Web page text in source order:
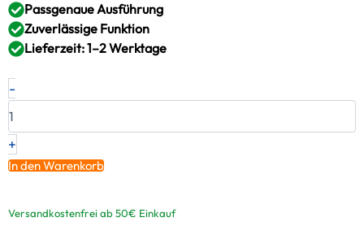
Passgenaue Ausführung
Zuverlässige Funktion
Lieferzeit: 1–2 Werktage
-
Neuer
Original
FIAT
1.7
TD
76125850
+
In den Warenkorb
Versandkostenfrei ab 50€ Einkauf